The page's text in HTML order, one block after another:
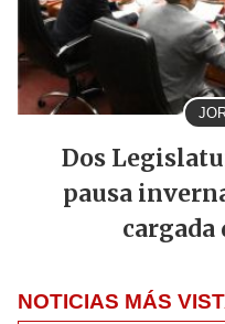
Dos
pausa
cargada
NOTICIAS MÁS